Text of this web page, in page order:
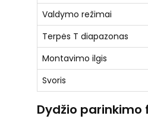
Valdymo režimai
Terpės T diapazonas
Montavimo ilgis
Svoris
Dydžio